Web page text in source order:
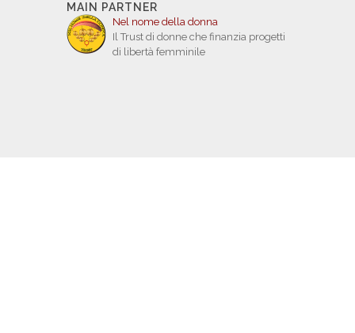
MAIN PARTNER
Nel nome della donna
Il Trust di donne che finanzia progetti
di libertà femminile